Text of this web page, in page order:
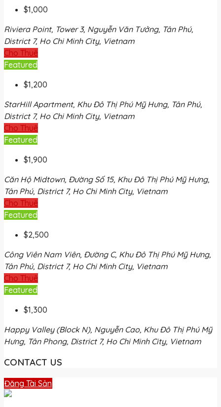
$1,000
Riviera Point, Tower 3, Nguyễn Văn Tưởng, Tân Phú,
District 7, Ho Chi Minh City, Vietnam
Cho Thuê
Featured
$1,200
StarHill Apartment, Khu Đô Thị Phú Mỹ Hưng, Tân Phú,
District 7, Ho Chi Minh City, Vietnam
Cho Thuê
Featured
$1,900
Căn Hộ Midtown, Đường Số 15, Khu Đô Thị Phú Mỹ Hưng,
Tân Phú, District 7, Ho Chi Minh City, Vietnam
Cho Thuê
Featured
$2,500
Công Viên Nam Viên, Đường C, Khu Đô Thị Phú Mỹ Hưng,
Tân Phú, District 7, Ho Chi Minh City, Vietnam
Cho Thuê
Featured
$1,300
Happy Valley (Block N), Nguyễn Cao, Khu Đô Thị Phú Mỹ
Hưng, Tân Phong, District 7, Ho Chi Minh City, Vietnam
CONTACT US
Đăng Tài Sản